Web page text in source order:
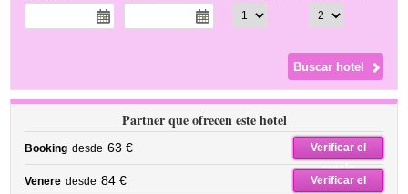
Partner que ofrecen este hotel
Booking desde 63 €
Verificar el
precio
Venere desde 84 €
Verificar el